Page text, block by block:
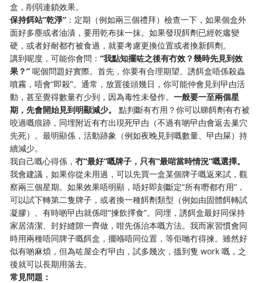
盒，削弱連鎖效果。
保持餌站“乾淨” ：定期（例如兩三個禮拜）檢查一下，如果個盒外
面好多塵或者油漬，要用乾布抹一抹。如果發現餌劑已經乾癟變
硬，或者好耐都冇被食過，就要考慮更換位置或者換新餌劑。
講到呢度，可能你會問：“我點知擺咗之後有冇效？幾時先見到效
果？” 呢個問題好實際。首先，你要有合理期望。誘餌盒唔係殺蟲
噴霧，唔會“即殺”。通常，放置後頭幾日，你可能仲會見到曱甴活
動，甚至覺得數量冇少到，因為毒性未發作。一般要一至兩個星
期，先會開始見到明顯減少。
點判斷有冇用？你可以睇餌劑有冇被
咬過嘅痕跡，同埋附近有冇出現死曱甴（不過有啲曱甴會返去巢穴
先死）。最明顯係，活動跡象（例如夜晚見到嘅數量、曱甴屎）持
續減少。
我自己嘅心得係，冇“最好”嘅牌子，只有“最啱當時情況”嘅選擇。
我會建議，如果你從未用過，可以先買一盒某個牌子嘅返來試，觀
察兩三個星期。如果效果唔明顯，唔好即刻斷定“所有嘢都冇用”，
可以試下轉第二隻牌子，或者換一種餌劑類型（例如由固體餌轉試
凝膠）。有時啲曱甴就係咁“揀飲擇食”。同埋，誘餌盒最好同保持
家居清潔、封好縫隙一齊做，咁先係治本嘅方法。我而家習慣會同
時用兩種唔同牌子嘅餌盒，擺喺唔同位置，等佢哋冇得揀。雖然好
似有啲麻煩，但為咗屋企冇曱甴，試多幾次，搵到隻 work 嘅，之
後就可以長期用落去。
常見問題：